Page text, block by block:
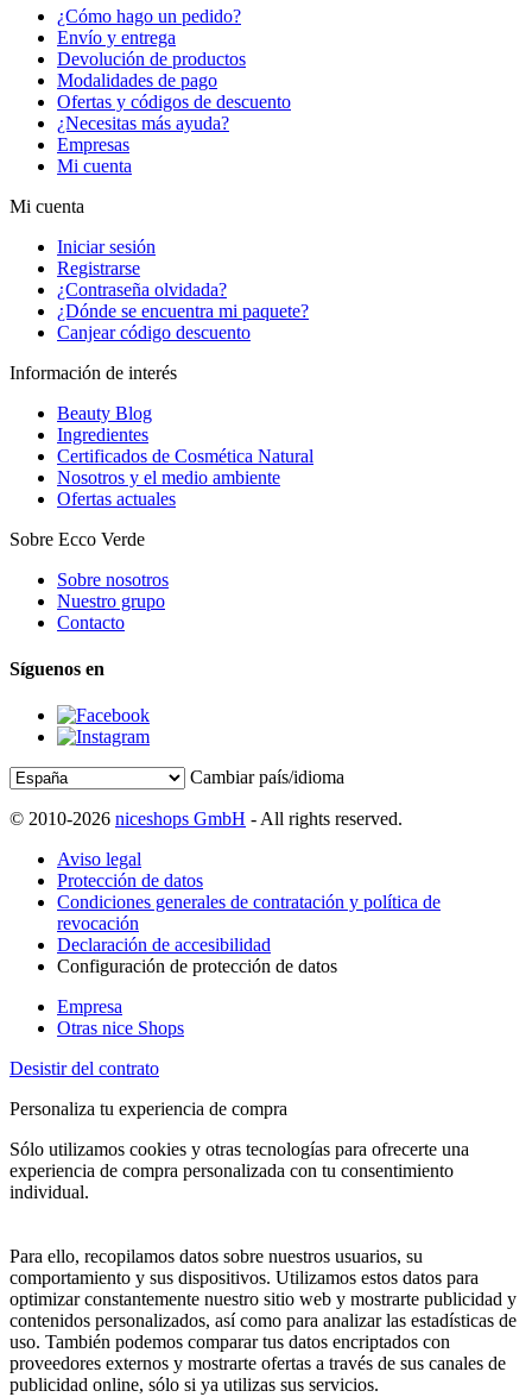
¿Cómo hago un pedido?
Envío y entrega
Devolución de productos
Modalidades de pago
Ofertas y códigos de descuento
¿Necesitas más ayuda?
Empresas
Mi cuenta
Mi cuenta
Iniciar sesión
Registrarse
¿Contraseña olvidada?
¿Dónde se encuentra mi paquete?
Canjear código descuento
Información de interés
Beauty Blog
Ingredientes
Certificados de Cosmética Natural
Nosotros y el medio ambiente
Ofertas actuales
Sobre Ecco Verde
Sobre nosotros
Nuestro grupo
Contacto
Síguenos en
Cambiar país/idioma
© 2010-2026 niceshops GmbH - All rights reserved.
Aviso legal
Protección de datos
Condiciones generales de contratación y política de
revocación
Declaración de accesibilidad
Configuración de protección de datos
Empresa
Otras nice Shops
Desistir del contrato
Personaliza tu experiencia de compra
Sólo utilizamos cookies y otras tecnologías para ofrecerte una
experiencia de compra personalizada con tu consentimiento
individual.
Para ello, recopilamos datos sobre nuestros usuarios, su
comportamiento y sus dispositivos. Utilizamos estos datos para
optimizar constantemente nuestro sitio web y mostrarte publicidad y
contenidos personalizados, así como para analizar las estadísticas de
uso. También podemos comparar tus datos encriptados con
proveedores externos y mostrarte ofertas a través de sus canales de
publicidad online, sólo si ya utilizas sus servicios.